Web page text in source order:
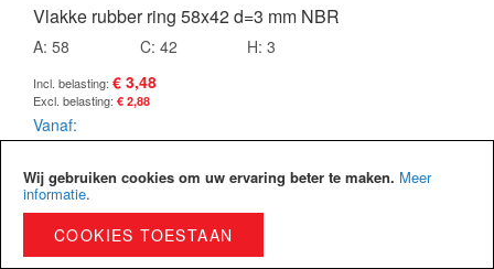
Wij gebruiken cookies om uw ervaring beter te maken. Meer
informatie.
COOKIES TOESTAAN
Vlakke rubber ring 58x42 d=3 mm NBR
A: 58 C: 42
H: 3
€ 3,48
€ 2,88
Vanaf
€ 2,26
Vlakke rubber ring 59x39 d=3 mm NBR